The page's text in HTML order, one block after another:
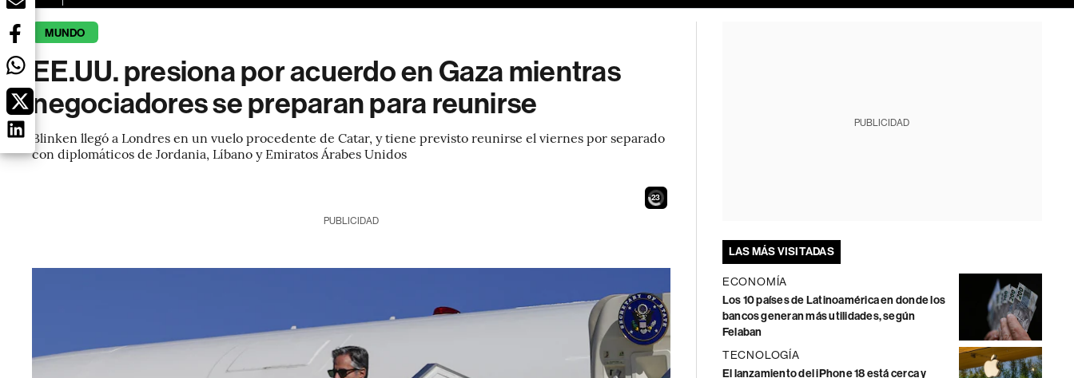
MUNDO
EE.UU. presiona por acuerdo en Gaza mientras
negociadores se preparan para reunirse
Blinken llegó a Londres en un vuelo procedente de Catar, y tiene previsto reunirse el viernes por separado
con diplomáticos de Jordania, Líbano y Emiratos Árabes Unidos
22
PUBLICIDAD
PUBLICIDAD
LAS MÁS VISITADAS
ECONOMÍA
Los 10 países de Latinoamérica en donde los
bancos generan más utilidades, según
Felaban
TECNOLOGÍA
El lanzamiento del iPhone 18 está cerca y